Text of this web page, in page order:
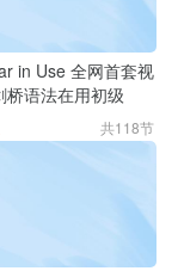
in Use 全网首套视
桥语法在用初级
共118节